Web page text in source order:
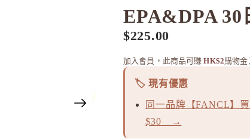
日本新銳香氛與身體護理品牌，以「Chapter」
系列香水聞名；結合奢華質感與日常實用，打
Aíam Chapter 32 香水 8mL/50mL/100mL
EPA&DPA 30
$225.00
加入會員，此商品可賺 HK$2購物金
🏷️ 現有優惠
同一品牌【FANCL】
$30 →